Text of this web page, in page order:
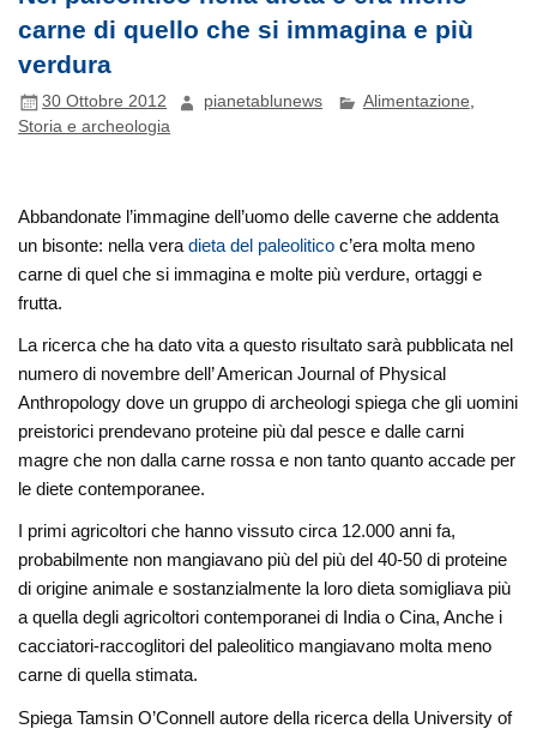
carne di quello che si immagina e più
verdura
30 Ottobre 2012 pianetablunews Alimentazione,
Storia e archeologia
Abbandonate l’immagine dell’uomo delle caverne che addenta
un bisonte: nella veradieta del paleolitico c’era molta meno
carne di quel che si immagina e molte più verdure, ortaggi e
frutta.
La ricerca che ha dato vita a questo risultato sarà pubblicata nel
numero di novembre dell’ American Journal of Physical
Anthropology dove un gruppo di archeologi spiega che gli uomini
preistorici prendevano proteine più dal pesce e dalle carni
magre che non dalla carne rossa e non tanto quanto accade per
le diete contemporanee.
I primi agricoltori che hanno vissuto circa 12.000 anni fa,
probabilmente non mangiavano più del più del 40-50 di proteine
di origine animale e sostanzialmente la loro dieta somigliava più
a quella degli agricoltori contemporanei di India o Cina, Anche i
cacciatori-raccoglitori del paleolitico mangiavano molta meno
carne di quella stimata.
Spiega Tamsin O’Connell autore della ricerca della University of